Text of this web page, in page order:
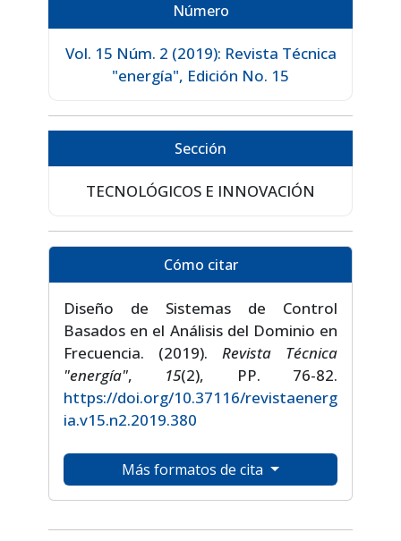
Número
Vol. 15 Núm. 2 (2019): Revista Técnica
"energía", Edición No. 15
Sección
TECNOLÓGICOS E INNOVACIÓN
Cómo citar
Diseño de Sistemas de Control
Basados en el Análisis del Dominio en
Frecuencia. (2019). Revista Técnica
"energía", 15(2), PP. 76-82.
https://doi.org/10.37116/revistaenerg
ia.v15.n2.2019.380
Más formatos de cita